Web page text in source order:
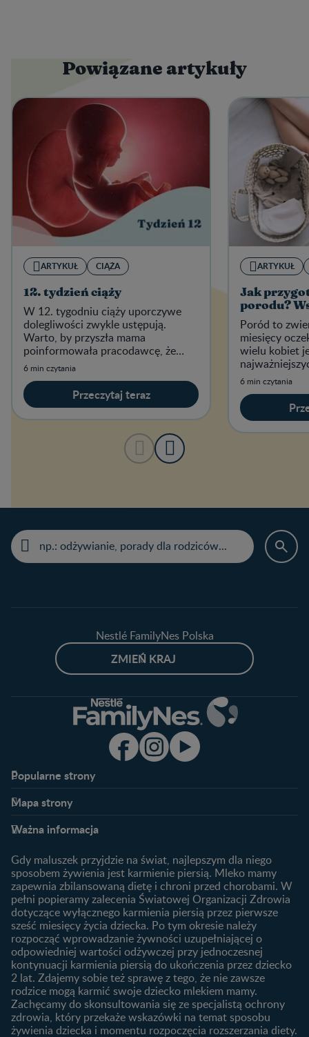
Powiązane artykuły
ARTYKUŁ CIĄŻA
12. tydzień ciąży
W 12. tygodniu ciąży uporczywe
dolegliwości zwykle ustępują.
Warto, by przyszła mama
poinformowała pracodawcę, że
spodziewa się dziecka.
6 min czytania
Przeczytaj teraz
ARTYKUŁ
Jak
porodu?
Poród to
miesięcy
wielu kobiet
życiu.
6 min czytania
Nestlé FamilyNes Polska
ZMIEŃ KRAJ
Popularne strony​
Kontakt
FAQ
Produkty
Wyszukiwarka produktów
Nasze marki
Mapa strony​
Plamienie implantacyjne –
Jak zaplanować płeć
dziecka?
Jak rozpoznać dni płodne?
Badania przed ciążą
Planowanie urlopu
macierzyńskiego
1. trymestr ciąży
2. trymestr ciąży
3. trymestr ciąży
Rozwój dziecka
Kalendarz rozwoju dziecka
Skoki rozwojowe
Ząbkowanie u niemowląt
Żywienie dziecka
10 sposobów jak poprawić
laktację
Jakie mleko następne
Ważna informacja
Gdy maluszek przyjdzie na świat, najlepszym dla niego
sposobem żywienia jest karmienie piersią. Mleko mamy
zapewnia zbilansowaną dietę i chroni przed chorobami. W
pełni popieramy zalecenia Światowej Organizacji Zdrowia
dotyczące wyłącznego karmienia piersią przez pierwsze
sześć miesięcy życia dziecka. Po tym okresie należy
rozpocząć wprowadzanie żywności uzupełniającej o
odpowiedniej wartości odżywczej przy jednoczesnej
kontynuacji karmienia piersią do ukończenia przez dziecko
2 lat. Zdajemy sobie też sprawę z tego, że nie zawsze
rodzice mogą karmić swoje dziecko mlekiem mamy.
Zachęcamy do skonsultowania się ze specjalistą ochrony
zdrowia, który przekaże wskazówki na temat sposobu
żywienia dziecka i momentu rozpoczęcia rozszerzania diety.